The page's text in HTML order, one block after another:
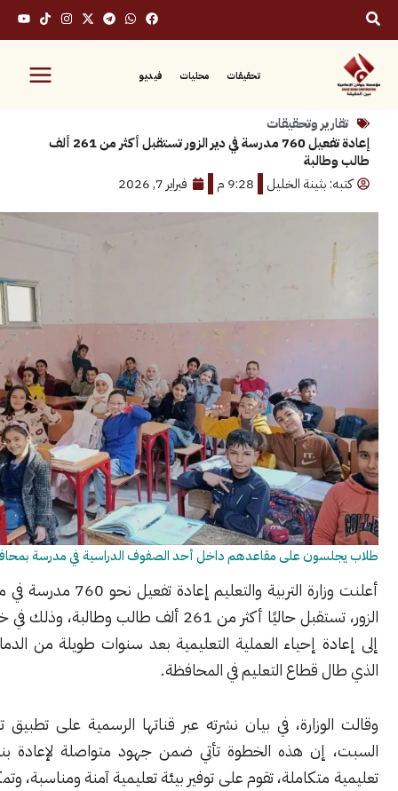
محليات فيديو
وتحقيقات
إعادة تفعيل 760 مدرسة في دير الزور تستقبل أكثر من 261 ألف
بثينة الخليل
9:28 م فبراير 7, 2026
على مقاعدهم داخل أحد الصفوف الدراسية في مدرسة بمحافظة دير الزور
أعلنت وزارة التربية والتعليم إعادة تفعيل نحو 760 مدرسة في محافظة دير
الزور، تستقبل حاليًا أكثر من 261 ألف طالب وطالبة، وذلك في خطوة تهدف
إحياء العملية التعليمية بعد سنوات طويلة من الدمار والانقطاع
قطاع التعليم في المحافظة.
في بيان نشرته عبر قناتها الرسمية على تطبيق تلغرام اليوم
إن هذه الخطوة تأتي ضمن جهود متواصلة لإعادة بناء منظومة
تقوم على توفير بيئة تعليمية آمنة ومناسبة، وتمكين الطلاب